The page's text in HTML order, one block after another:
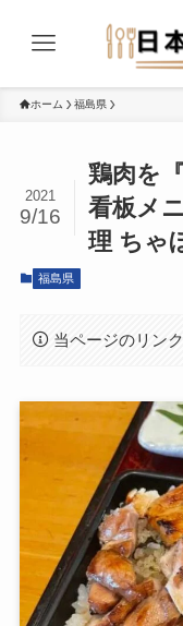
ホーム 福島県
鶏肉を
看板メ
理 ちゃ
2021
9/16
福島県
当ページのリン